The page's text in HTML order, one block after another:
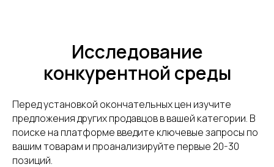
Исследование
конкурентной среды
Перед установкой окончательных цен изучите
предложения других продавцов в вашей категории. В
поиске на платформе введите ключевые запросы по
вашим товарам и проанализируйте первые 20-30
позиций.
Не знаете, с чего начать
работу с фулфилментом?
Проконсультируем
бесплатно